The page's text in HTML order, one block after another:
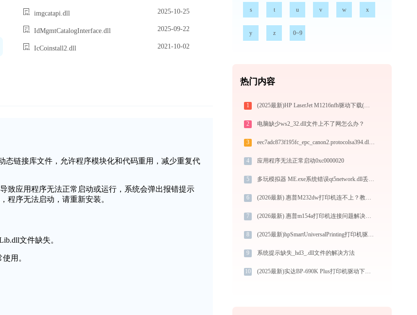
imgcatapi.dll 2025-10-25
IdMgmtCatalogInterface.dll 2025-09-22
IcCoinstall2.dll 2021-10-02
态链接库文件，允许程序模块化和代码重用，减少重复代
致应用程序无法正常启动或运行，系统会弹出报错提示
程序无法启动，请重新安装。
文件缺失。
用。
s t u v w x
y z 0~9
热门内容
1 (2025最新)HP LaserJet M1216nfh驱动下载(官方Win10/Win11)
2 电脑缺少ws2_32.dll文件上不了网怎么办？
3 eec7adc873f195fc_epc_canon2.protocolsa394.dll下载
4 应用程序无法正常启动0xc0000020
5 多玩模拟器 ME.exe系统错误qt5network.dll丢失如何解决
6 (2026最新) 惠普M232dw打印机连不上？教你解决方法 -金山毒霸
7 (2026最新) 惠普m154a打印机连接问题解决方法-金山毒霸
8 (2025最新)hpSmartUniversalPrinting打印机驱动下载与安装指南
9 系统提示缺失_hd3_.dll文件的解决方法
10 (2025最新)实达BP-690K Plus打印机驱动下载【官方版免费】安装教程